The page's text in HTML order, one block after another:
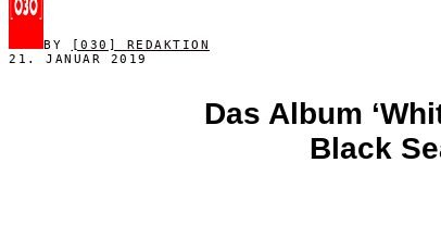
BY
[030] REDAKTION
21. JANUAR 2019
Das Album ‘
Black